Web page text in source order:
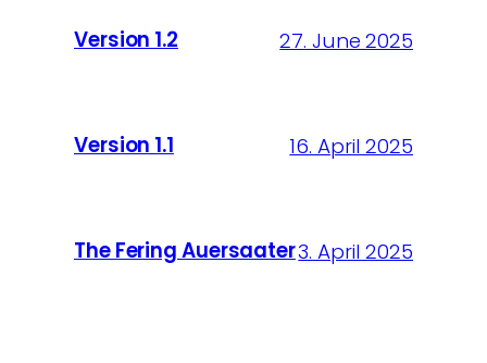
Version 1.2 27. June 2025
Version 1.1 16. April 2025
The Fering Auersaater3. April 2025